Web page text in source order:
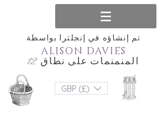
تم إنشاؤه في إنجلترا بواسطة
المنمنمات على نطاق 12
ALISON DAVIES
GBP (£)